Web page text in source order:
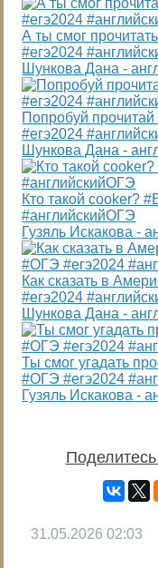
А ты смог
#егэ2024
Шункова Дана -
Попробуй
#егэ2024
Шункова Дана -
Кто такой cooker?
#английскийОГЭ
Гузяль Искакова -
Как сказать в
#егэ2024
Шункова Дана -
Ты смог угадать
#ОГЭ #егэ2024
Гузяль Искакова -
31.05.2026 02:03